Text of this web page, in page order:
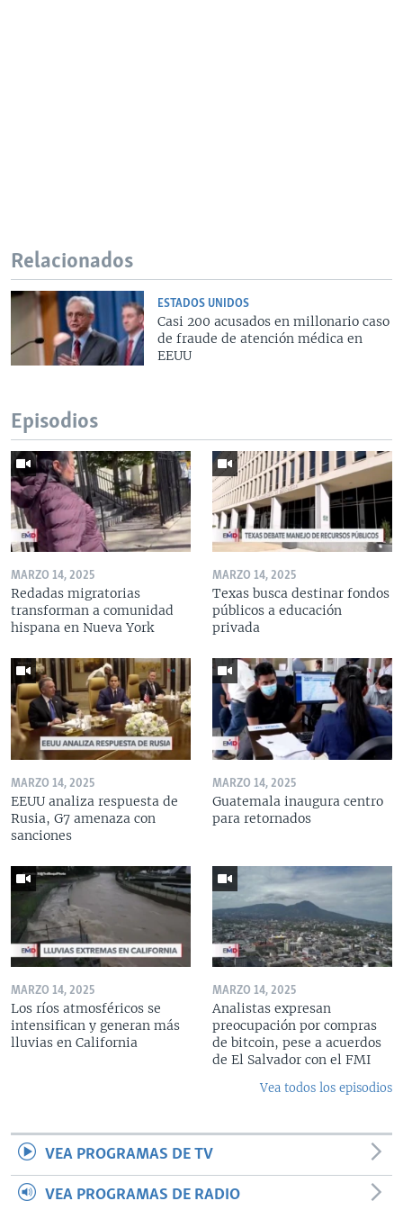
Relacionados
ESTADOS UNIDOS
Casi 200 acusados en millonario caso
de fraude de atención médica en
EEUU
Episodios
MARZO 14, 2025
Redadas migratorias
transforman a comunidad
hispana en Nueva York
MARZO 14, 2025
Texas busca destinar fondos
públicos a educación
privada
MARZO 14, 2025
EEUU analiza respuesta de
Rusia, G7 amenaza con
sanciones
MARZO 14, 2025
Guatemala inaugura centro
para retornados
MARZO 14, 2025
Los ríos atmosféricos se
intensifican y generan más
lluvias en California
MARZO 14, 2025
Analistas expresan
preocupación por compras
de bitcoin, pese a acuerdos
de El Salvador con el FMI
Vea todos los episodios
VEA PROGRAMAS DE TV
VEA PROGRAMAS DE RADIO